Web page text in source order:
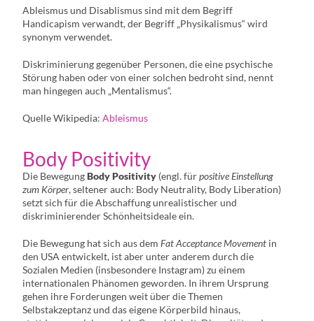
Ableismus und Disablismus sind mit dem Begriff
Handicapism verwandt, der Begriff „Physikalismus“ wird
synonym verwendet.
Diskriminierung gegenüber Personen, die eine psychische
Störung haben oder von einer solchen bedroht sind, nennt
man hingegen auch „Mentalismus“.
Quelle Wikipedia:Ableismus
Body Positivity
Die BewegungBody Positivity (engl. fürpositive Einstellung
zum Körper, seltener auch: Body Neutrality, Body Liberation)
setzt sich für die Abschaffung unrealistischer und
diskriminierender Schönheitsideale ein.
Die Bewegung hat sich aus demFat Acceptance Movement in
den USA entwickelt, ist aber unter anderem durch die
Sozialen Medien (insbesondere Instagram) zu einem
internationalen Phänomen geworden. In ihrem Ursprung
gehen ihre Forderungen weit über die Themen
Selbstakzeptanz und das eigene Körperbild hinaus,